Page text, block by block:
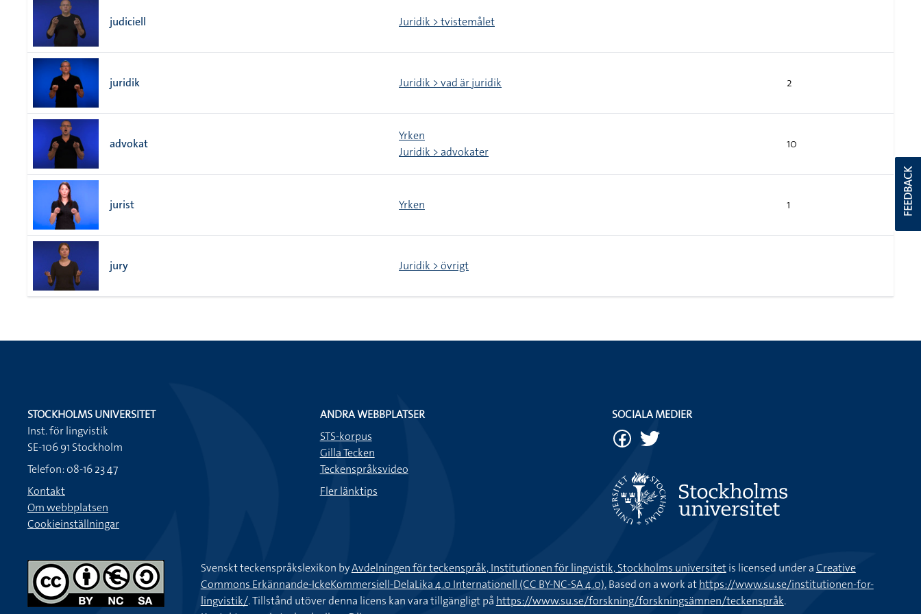
judiciell Juridik > tvistemålet
juridik Juridik > vad är juridik 2
advokat
Yrken
Juridik > advokater
10
jurist Yrken 1
jury Juridik > övrigt
FEEDBACK
STOCKHOLMS UNIVERSITET
Inst. för lingvistik
SE-106 91 Stockholm
Telefon: 08-16 23 47
Kontakt
Om webbplatsen
Cookieinställningar
ANDRA WEBBPLATSER
STS-korpus
Gilla Tecken
Teckenspråksvideo
Fler länktips
SOCIALA MEDIER
Svenskt teckenspråkslexikon byAvdelningen för teckenspråk, Institutionen för lingvistik, Stockholms universitetis licensed under aCreative
Commons Erkännande-IckeKommersiell-DelaLika 4.0 Internationell (CC BY-NC-SA 4.0).Based on a work athttps://www.su.se/institutionen-for-
lingvistik/. Tillstånd utöver denna licens kan vara tillgängligt på https://www.su.se/forskning/forskningsämnen/teckenspråk.